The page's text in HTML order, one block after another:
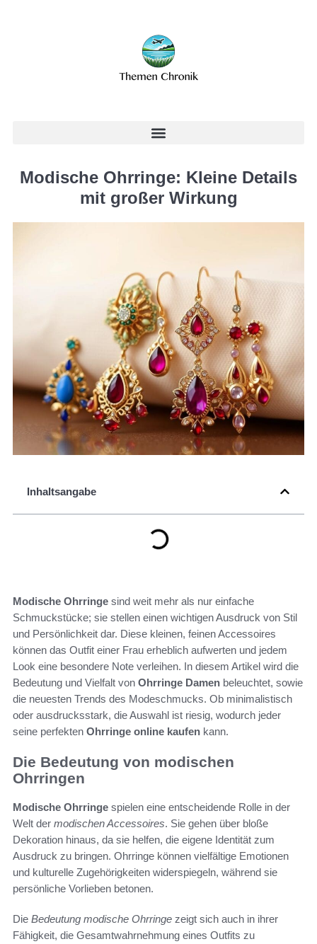
Modische Ohrringe: Kleine Details
mit großer Wirkung
Inhaltsangabe
Modische Ohrringe sind weit mehr als nur einfache
Schmuckstücke; sie stellen einen wichtigen Ausdruck von Stil
und Persönlichkeit dar. Diese kleinen, feinen Accessoires
können das Outfit einer Frau erheblich aufwerten und jedem
Look eine besondere Note verleihen. In diesem Artikel wird die
Bedeutung und Vielfalt von Ohrringe Damen beleuchtet, sowie
die neuesten Trends des Modeschmucks. Ob minimalistisch
oder ausdrucksstark, die Auswahl ist riesig, wodurch jeder
seine perfekten Ohrringe online kaufen kann.
Die Bedeutung von modischen
Ohrringen
Modische Ohrringe spielen eine entscheidende Rolle in der
Welt der modischen Accessoires. Sie gehen über bloße
Dekoration hinaus, da sie helfen, die eigene Identität zum
Ausdruck zu bringen. Ohrringe können vielfältige Emotionen
und kulturelle Zugehörigkeiten widerspiegeln, während sie
persönliche Vorlieben betonen.
Die Bedeutung modische Ohrringe zeigt sich auch in ihrer
Fähigkeit, die Gesamtwahrnehmung eines Outfits zu